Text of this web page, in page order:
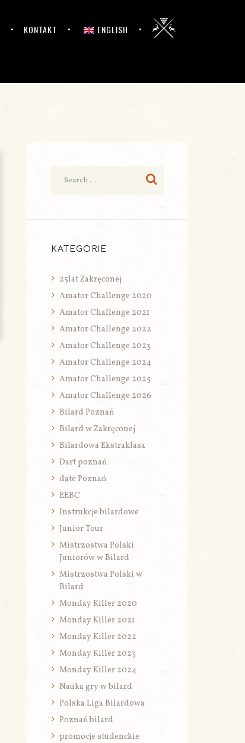
KONTAKT ENGLISH
KATEGORIE
25lat Zakręconej
Amator Challenge 2020
Amator Challenge 2021
Amator Challenge 2022
Amator Challenge 2023
Amator Challenge 2024
Amator Challenge 2025
Amator Challenge 2026
Bilard Poznań
Bilard w Zakręconej
Bilardowa Ekstraklasa
Dart poznań
date Poznań
EEBC
Instrukcje bilardowe
Junior Tour
Mistrzostwa Polski
Juniorów w Bilard
Mistrzostwa Polski w
Bilard
Monday Killer 2020
Monday Killer 2021
Monday Killer 2022
Monday Killer 2023
Monday Killer 2024
Nauka gry w bilard
Polska Liga Bilardowa
Poznań bilard
promocje studenckie